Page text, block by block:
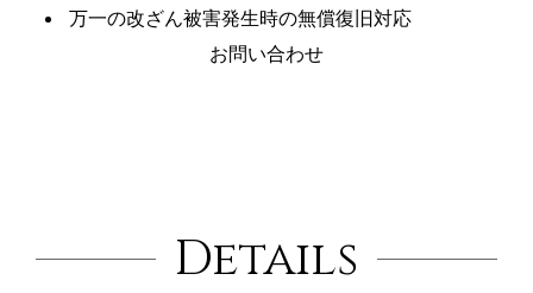
万一の改ざん被害発生時の無償復旧対応
お問い合わせ
Details